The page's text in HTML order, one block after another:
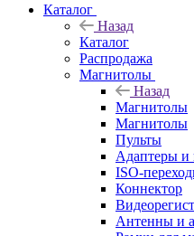
Каталог
Назад
Каталог
Распродажа
Магнитолы
Назад
Магнитолы
Магнитолы
Пульты
Адаптеры и
ISO-
Коннектор
Антенны и